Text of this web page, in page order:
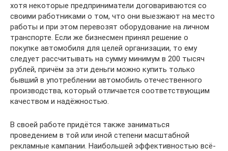
хотя некоторые предприниматели договариваются со
своими работниками о том, что они выезжают на место
работы и при этом перевозят оборудование на личном
транспорте. Если же бизнесмен принял решение о
покупке автомобиля для целей организации, то ему
следует рассчитывать на сумму минимум в 200 тысяч
рублей, причём за эти деньги можно купить только
бывший в употреблении автомобиль отечественного
производства, который отличается соответствующим
качеством и надёжностью.
В своей работе придётся также заниматься
проведением в той или иной степени масштабной
рекламные кампании. Наибольшей эффективностью всё-